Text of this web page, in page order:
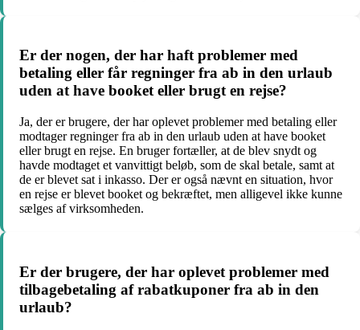
Er der nogen, der har haft problemer med
betaling eller får regninger fra ab in den urlaub
uden at have booket eller brugt en rejse?
Ja, der er brugere, der har oplevet problemer med betaling eller
modtager regninger fra ab in den urlaub uden at have booket
eller brugt en rejse. En bruger fortæller, at de blev snydt og
havde modtaget et vanvittigt beløb, som de skal betale, samt at
de er blevet sat i inkasso. Der er også nævnt en situation, hvor
en rejse er blevet booket og bekræftet, men alligevel ikke kunne
sælges af virksomheden.
Er der brugere, der har oplevet problemer med
tilbagebetaling af rabatkuponer fra ab in den
urlaub?